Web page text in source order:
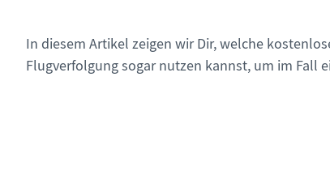
In diesem Artikel zeigen wir Dir, welche
Flugverfolgung sogar nutzen kannst, um im Fall